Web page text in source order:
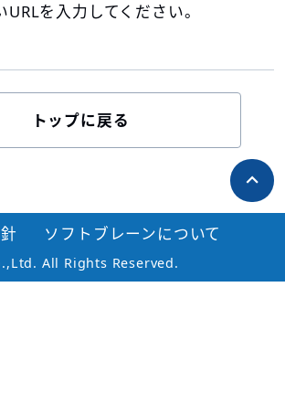
URLを入力してください。
トップに戻る
All Rights Reserved.
ソフトブレーンについて